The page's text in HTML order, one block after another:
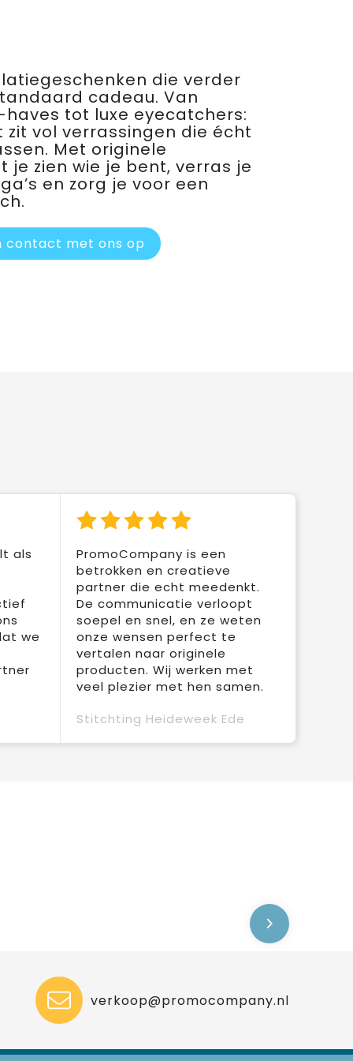
die verder
cadeau. Van
tot luxe eyecatchers:
vol verrassingen die écht
Met originele
je zien wie je bent, verras je
en zorg je voor een
contact met ons op
als
we
PromoCompany is een
betrokken en creatieve
partner die echt meedenkt.
De communicatie verloopt
soepel en snel, en ze weten
onze wensen perfect te
vertalen naar originele
producten. Wij werken met
veel plezier met hen samen.
Stitchting Heideweek Ede
verkoop@promocompany.nl